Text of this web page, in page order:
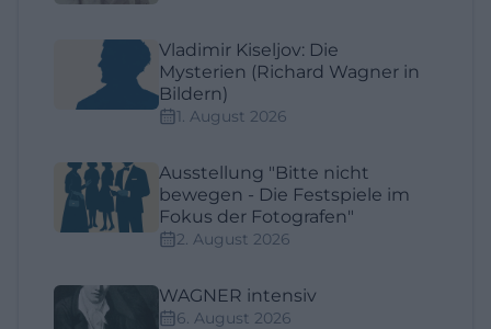
Vladimir Kiseljov: Die
Mysterien (Richard Wagner in
Bildern)
1. August 2026
Ausstellung "Bitte nicht
bewegen - Die Festspiele im
Fokus der Fotografen"
2. August 2026
WAGNER intensiv
6. August 2026